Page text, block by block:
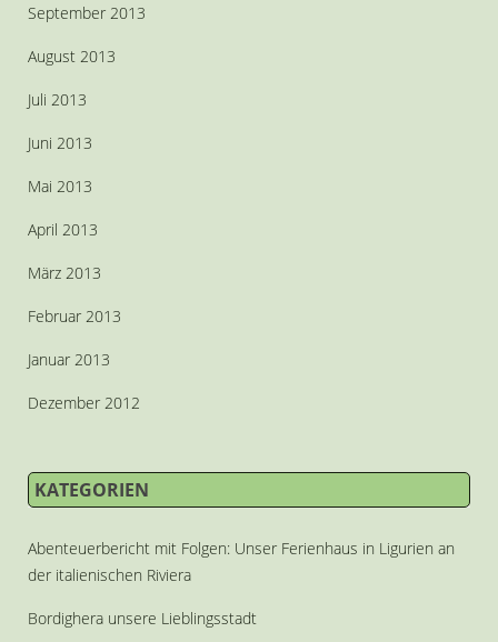
September 2013
August 2013
Juli 2013
Juni 2013
Mai 2013
April 2013
März 2013
Februar 2013
Januar 2013
Dezember 2012
KATEGORIEN
Abenteuerbericht mit Folgen: Unser Ferienhaus in Ligurien an
der italienischen Riviera
Bordighera unsere Lieblingsstadt